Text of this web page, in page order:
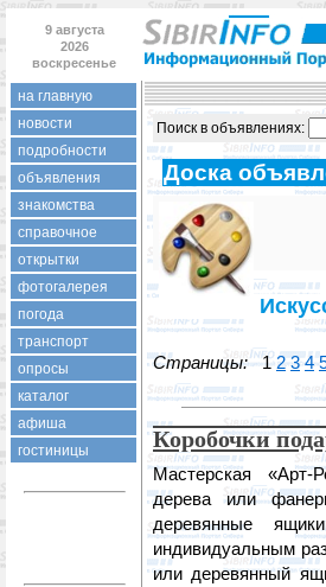
9 августа
2026
воскресенье
на главную
новости
подробности
объявления
знакомства
справочное
открытки
фотогалерея
погода
транспорт
опросы
каталог
афиша
гостиницы
Поиск в объявлениях:
Доска
Страницы:12 3 4
Коробочки
Мастерская «Арт-
дерева или
деревянные
индивидуальным
или деревянный